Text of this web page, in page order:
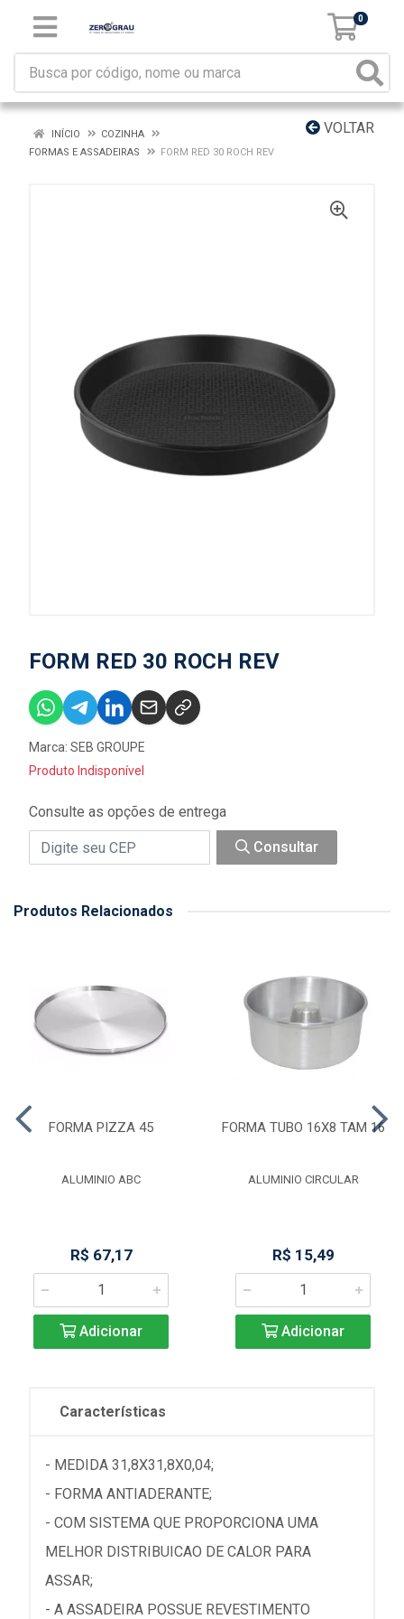
0
VOLTAR
INÍCIO
COZINHA
FORMAS E ASSADEIRAS
FORM RED 30 ROCH REV
FORM RED 30 ROCH REV
Marca: SEB GROUPE
Produto Indisponível
Consulte as opções de entrega
Consultar
Produtos Relacionados
FORMA PIZZA 45
ALUMINIO ABC
R$ 67,17
Adicionar
FORMA TUBO 16X8 TAM 16
ALUMINIO CIRCULAR
R$ 15,49
Adicionar
Características
- MEDIDA 31,8X31,8X0,04;
- FORMA ANTIADERANTE;
- COM SISTEMA QUE PROPORCIONA UMA
MELHOR DISTRIBUICAO DE CALOR PARA
ASSAR;
- A ASSADEIRA POSSUE REVESTIMENTO